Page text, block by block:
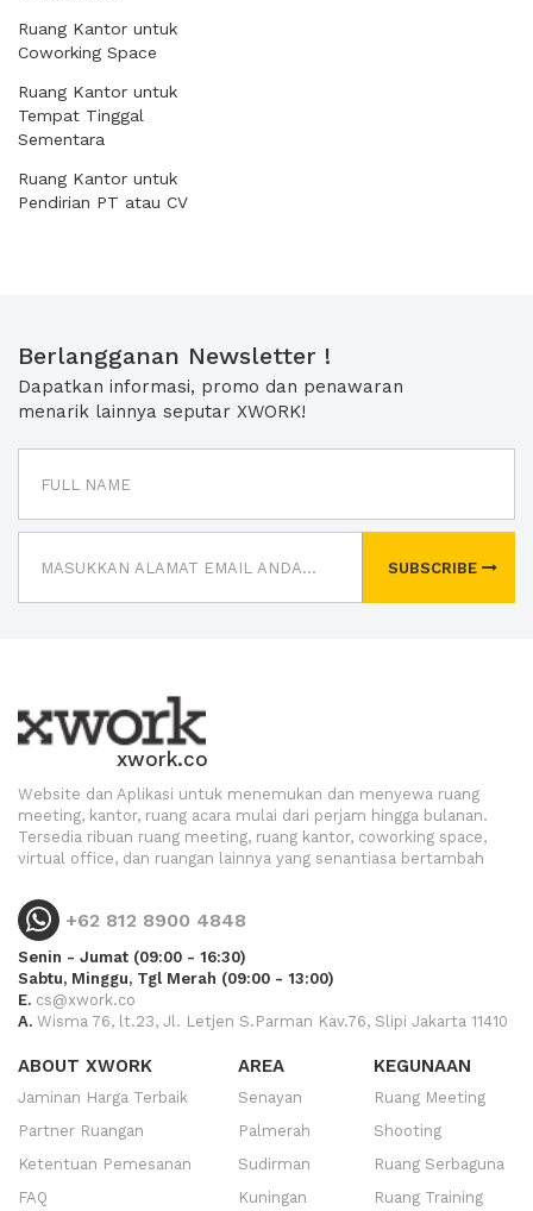
Ruang Kantor untuk
Coworking Space
Ruang Kantor untuk
Tempat Tinggal
Sementara
Ruang Kantor untuk
Pendirian PT atau CV
Berlangganan Newsletter !
Dapatkan informasi, promo dan penawaran
menarik lainnya seputar XWORK!
SUBSCRIBE
xwork.co
Website dan Aplikasi untuk menemukan dan menyewa ruang
meeting, kantor, ruang acara mulai dari perjam hingga bulanan.
Tersedia ribuan ruang meeting, ruang kantor, coworking space,
virtual office, dan ruangan lainnya yang senantiasa bertambah
+62 812 8900 4848
Senin - Jumat (09:00 - 16:30)
Sabtu, Minggu, Tgl Merah (09:00 - 13:00)
E. cs@xwork.co
A. Wisma 76, lt.23, Jl. Letjen S.Parman Kav.76, Slipi Jakarta 11410
ABOUT XWORK
Jaminan Harga Terbaik
Partner Ruangan
Ketentuan Pemesanan
FAQ
AREA
Senayan
Palmerah
Sudirman
Kuningan
KEGUNAAN
Ruang Meeting
Shooting
Ruang Serbaguna
Ruang Training